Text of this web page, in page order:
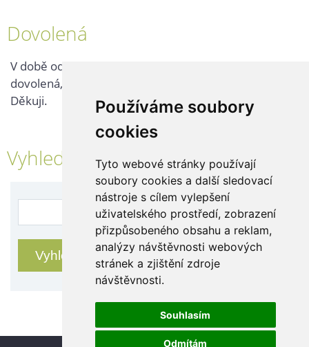
Používáme soubory
cookies
Tyto webové stránky používají
soubory cookies a další sledovací
nástroje s cílem vylepšení
uživatelského prostředí, zobrazení
přizpůsobeného obsahu a reklam,
analýzy návštěvnosti webových
stránek a zjištění zdroje
návštěvnosti.
Souhlasím
Odmítám
Dovolená
V době od 25. 7. - 2. 8. 2026 probíhá v naší firmě
dovolená, kontaktujte nás až po jejím ukončení.
Děkuji.
Vyhledávání